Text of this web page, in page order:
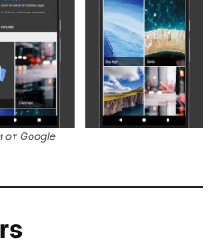
от Google